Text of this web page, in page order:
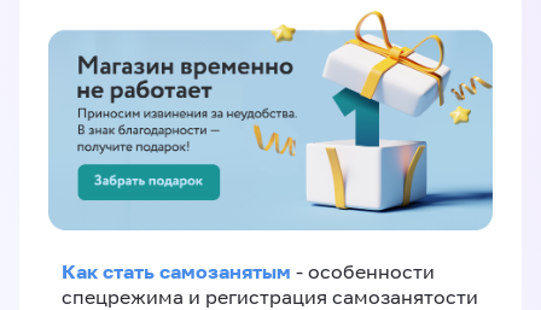
Как стать самозанятым - особенности
спецрежима и регистрация самозанятости